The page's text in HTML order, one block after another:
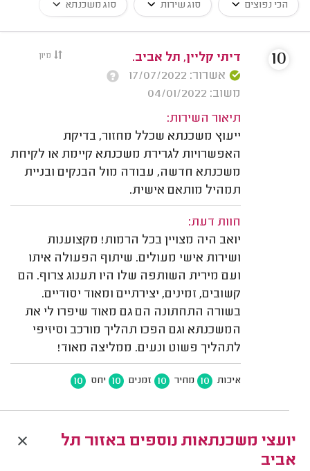
הכי נפוצים סוג שירות סוג משכנתא
מיון
דיתי קליין, תל אביב.
אשרור: 17/07/2022
משוב: 04/01/2022
תיאור השירות:
ייעוץ משכנתא שכלל מחזור, בדיקת
האפשרויות לגרירת משכנתא קיימת או לקיחת
משכנתא חדשה, עבודה מול הבנקים ובניית
תמהיל מותאם אישית.
חוות דעת:
יואב היה מצויין בכל הרמות! מקצוענות
ושירות אישי מעולים. שיתוף הפעולה איתו
ועם מירית השותפה שלו היו תענוג צרוף. הם
קשובים, זמינים, יצירתיים ומאוד יסודיים.
בשורה התחתונה הם גם מאוד שיפרו לי את
המשכנתא וגם הפכו תהליך מורכב וסיזיפי
לתהליך פשוט ונעים. ממליצה מאוד!
איכות 10 מחיר 10 זמנים 10 יחס 10
10
יועצי משכנתאות נוספים באזור תל
אביב